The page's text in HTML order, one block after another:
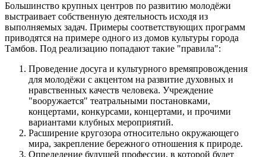
Большинство крупных центров по развитию молодёжи
выстраивает собственную деятельность исходя из
выполняемых задач. Примеры соответствующих программ
приводятся на примере одного из домов культуры города
Тамбов. Под реализацию попадают такие "правила":
Проведение досуга и культурного времяпровождения
для молодёжи с акцентом на развитие духовных и
нравственных качеств человека. Учреждение
"вооружается" театральными постановками,
концертами, конкурсами, концертами, и прочими
вариантами клубных мероприятий.
Расширение кругозора относительно окружающего
мира, закрепление бережного отношения к природе.
Определение будущей профессии, в которой будет